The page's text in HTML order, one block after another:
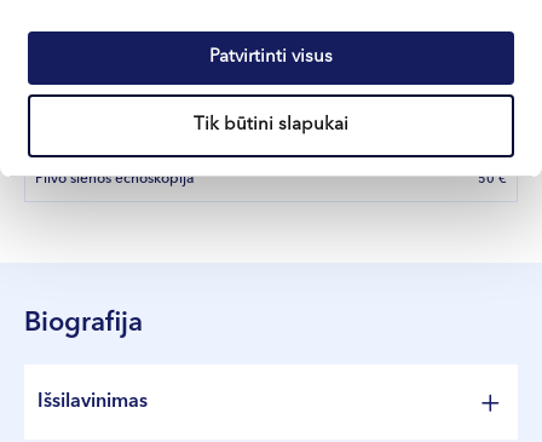
Patvirtinti visus
Tik būtini slapukai
Uropoetinės sistemos echoskopija vyrams (inkstai,
Sėklidžių echoskopija 64 €
Kojų (arba rankų) kraujagyslių duplex echoskopija
Pilvo sienos echoskopija 50 €
Biografija
Išsilavinimas